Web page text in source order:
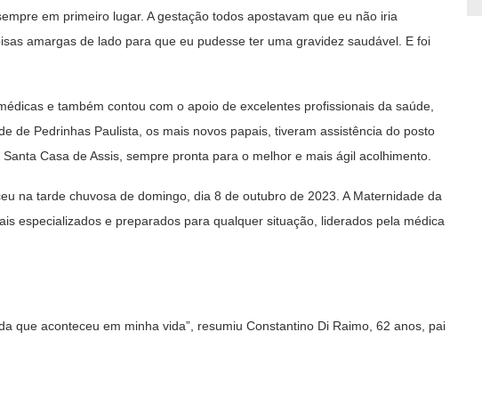
em primeiro lugar. A gestação todos apostavam que eu não iria
amargas de lado para que eu pudesse ter uma gravidez saudável. E foi
e também contou com o apoio de excelentes profissionais da saúde,
de Pedrinhas Paulista, os mais novos papais, tiveram assistência do posto
Casa de Assis, sempre pronta para o melhor e mais ágil acolhimento.
na tarde chuvosa de domingo, dia 8 de outubro de 2023. A Maternidade da
especializados e preparados para qualquer situação, liderados pela médica
que aconteceu em minha vida”, resumiu Constantino Di Raimo, 62 anos, pai